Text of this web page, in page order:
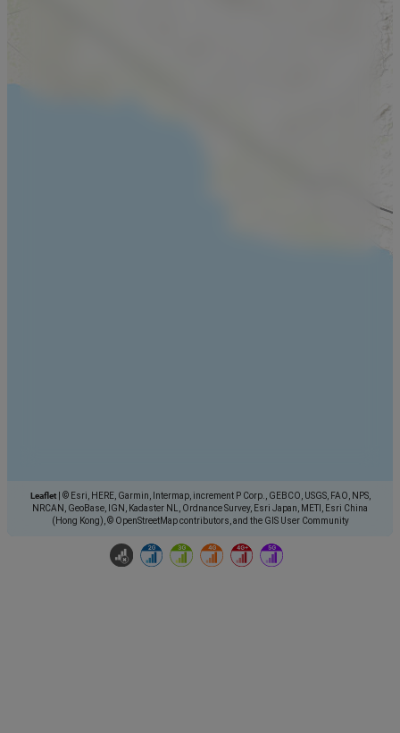
Leaflet
© Esri, HERE, Garmin, Intermap, increment P Corp., GEBCO, USGS, FAO, NPS,
NRCAN, GeoBase, IGN, Kadaster NL, Ordnance Survey, Esri Japan, METI, Esri China
(Hong Kong), © OpenStreetMap contributors, and the GIS User Community